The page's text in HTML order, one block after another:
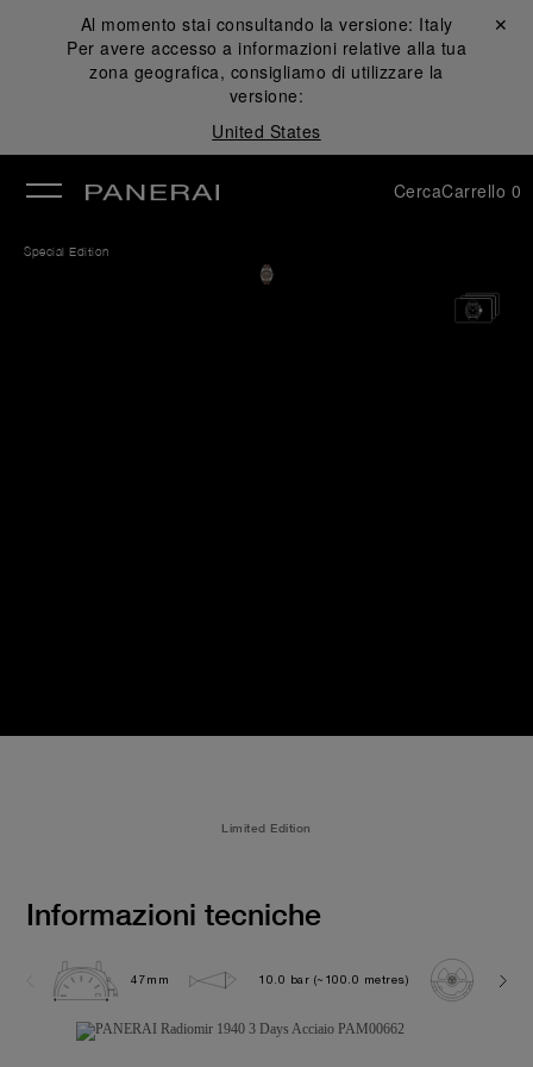
Al momento stai consultando la versione: Italy
Per avere accesso a informazioni relative alla tua
zona geografica, consigliamo di utilizzare la
versione:
United States
Chiudi ✕
CercaCarrello 0
Special Edition
Limited Edition
Informazioni tecniche
47mm 10.0 bar (~100.0 metres)